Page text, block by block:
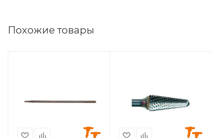
Похожие товары
14 13